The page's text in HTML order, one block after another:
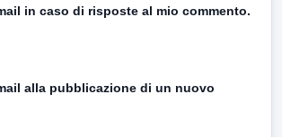
in caso di risposte al mio commento.
alla pubblicazione di un nuovo